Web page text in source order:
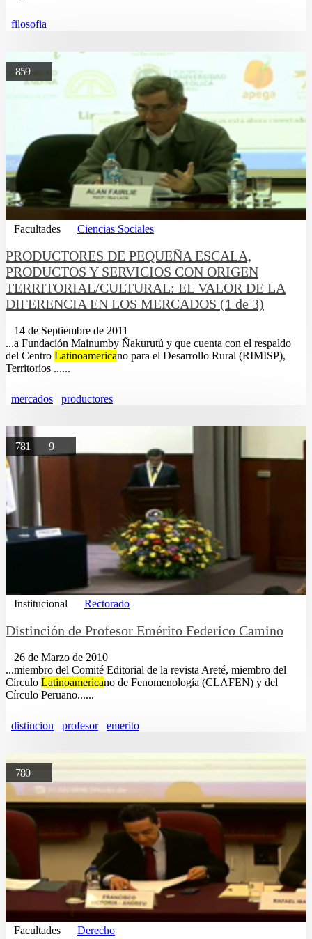
filosofia
859
Facultades Ciencias Sociales
PRODUCTORES DE PEQUEÑA ESCALA,
PRODUCTOS Y SERVICIOS CON ORIGEN
TERRITORIAL/CULTURAL: EL VALOR DE LA
DIFERENCIA EN LOS MERCADOS (1 de 3)
14 de Septiembre de 2011
...a Fundación Mainumby Ñakurutú y que cuenta con el respaldo
del Centro Latinoamericano para el Desarrollo Rural (RIMISP),
Territorios ......
mercados productores
781 9
Institucional Rectorado
Distinción de Profesor Emérito Federico Camino
26 de Marzo de 2010
...miembro del Comité Editorial de la revista Areté, miembro del
Círculo Latinoamericano de Fenomenología (CLAFEN) y del
Círculo Peruano......
distincion profesor emerito
780
Facultades Derecho